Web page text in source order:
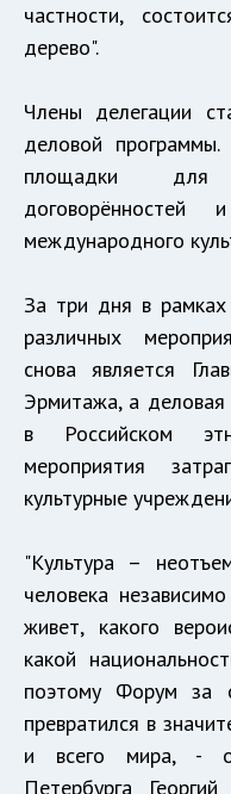
частности,
дерево".
Члены делегации
деловой
площадки для
международного
За три дня в
различных
снова является
Эрмитажа, а деловая
в Российском
мероприятия
культурные
"Культура –
человека
живет, какого
какой
поэтому Форум за
превратился в
и всего мира, -
Петербурга